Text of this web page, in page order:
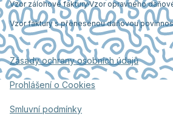
Vzor zálohové fakturyVzor opravného
Vzor faktury s přenesenou daňovou
Zásady ochrany osobních údajů
Prohlášení o Cookies
Smluvní podmínky